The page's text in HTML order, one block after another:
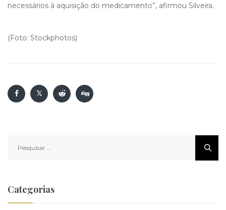
necessários à aquisição do medicamento”, afirmou Silveira.
(Foto: Stockphotos)
por:
Categorias